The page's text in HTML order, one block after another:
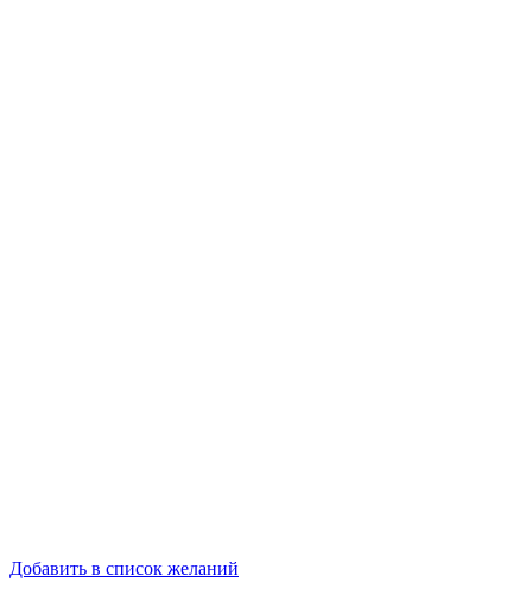
Добавить в список желаний